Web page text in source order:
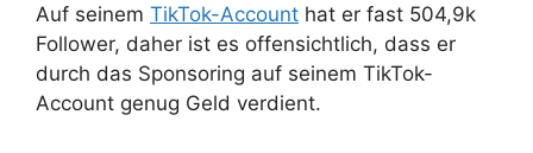
Auf seinem TikTok-Account hat er fast 504,9k
Follower, daher ist es offensichtlich, dass er
durch das Sponsoring auf seinem TikTok-
Account genug Geld verdient.